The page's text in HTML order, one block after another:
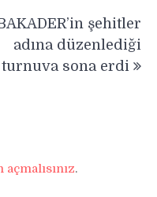
şehitler
adına düzenlediği
turnuva sona erdi
.